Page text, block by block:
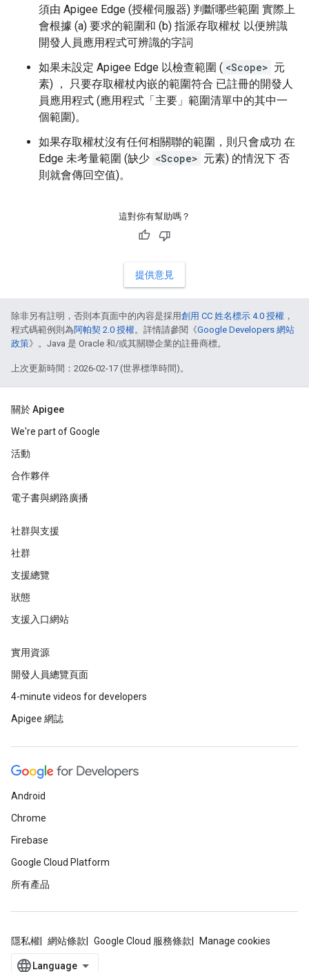
須由 Apigee Edge (授權伺服器) 判斷哪些範圍 實際上
會根據 (a) 要求的範圍和 (b) 指派存取權杖 以便辨識
開發人員應用程式可辨識的字詞
如果未設定 Apigee Edge 以檢查範圍 ( <Scope> 元
素) ， 只要存取權杖內嵌的範圍符合 已註冊的開發人
員應用程式 (應用程式「主要」範圍清單中的其中一
個範圍)。
如果存取權杖沒有任何相關聯的範圍，則只會成功 在
Edge 未考量範圍 (缺少 <Scope> 元素) 的情況下 否
則就會傳回空值)。
這對你有幫助嗎？
提供意見
除非另有註明，否則本頁面中的內容是採用創用 CC 姓名標示 4.0 授權 ，
程式碼範例則為阿帕契 2.0 授權。詳情請參閱《Google Developers 網站
政策》。Java 是 Oracle 和/或其關聯企業的註冊商標。
上次更新時間：2026-02-17 (世界標準時間)。
關於 Apigee
We're part of Google
活動
合作夥伴
電子書與網路廣播
社群與支援
社群
支援總覽
狀態
支援入口網站
實用資源
開發人員總覽頁面
4-minute videos for developers
Apigee 網誌
Android
Chrome
Firebase
Google Cloud Platform
所有產品
隱私權 網站條款 Google Cloud 服務條款 Manage cookies